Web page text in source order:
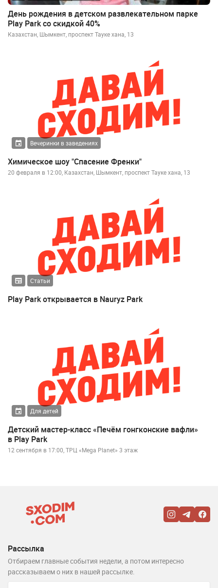
День рождения в детском развлекательном парке
Play Park со скидкой 40%
Казахстан, Шымкент, проспект Тауке хана, 13
Вечеринки в заведениях
Химическое шоу "Спасение Френки"
20 февраля в 12:00, Казахстан, Шымкент, проспект Тауке хана, 13
Статьи
Play Park открывается в Nauryz Park
Для детей
Детский мастер-класс «Печём гонгконские вафли»
в Play Park
12 сентября в 17:00, ТРЦ «Mega Planet» 3 этаж
Рассылка
Отбираем главные события недели, а потом интересно
рассказываем о них в нашей рассылке.